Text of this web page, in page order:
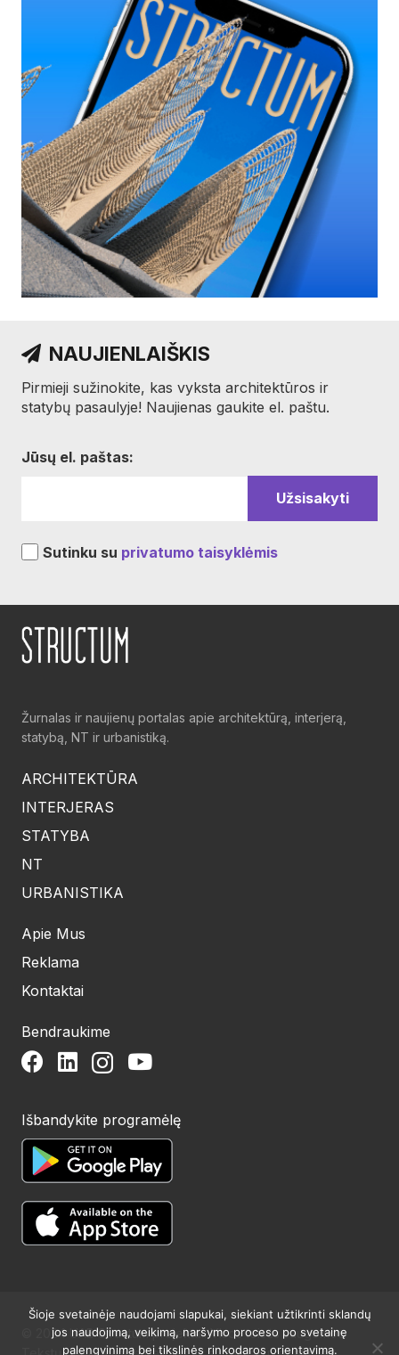
NAUJIENLAIŠKIS
Pirmieji sužinokite, kas vyksta architektūros ir
statybų pasaulyje! Naujienas gaukite el. paštu.
Jūsų el. paštas:
Sutinku su privatumo taisyklėmis
Žurnalas ir naujienų portalas apie architektūrą, interjerą,
statybą, NT ir urbanistiką.
ARCHITEKTŪRA
INTERJERAS
STATYBA
NT
URBANISTIKA
Apie Mus
Reklama
Kontaktai
Bendraukime
Išbandykite programėlę
© 2024 UAB Structum projektai. Visos teisės saugomos.
Šioje svetainėje naudojami slapukai, siekiant užtikrinti sklandų
jos naudojimą, veikimą, naršymo proceso po svetainę
palengvinimą bei tikslinės rinkodaros orientavimą.